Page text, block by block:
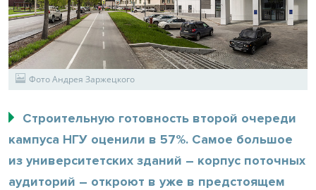
Фото Андрея Заржецкого
Строительную готовность второй очереди
кампуса НГУ оценили в 57%. Самое большое
из университетских зданий – корпус поточных
аудиторий – откроют в уже в предстоящем